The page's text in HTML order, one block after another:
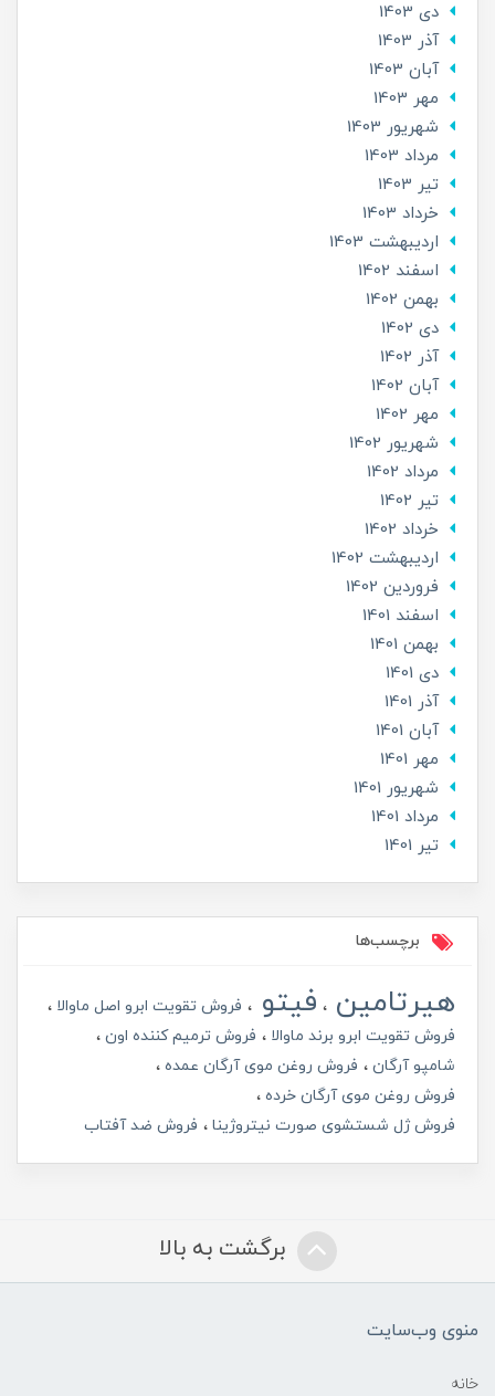
دی 1403
آذر 1403
آبان 1403
مهر 1403
شهریور 1403
مرداد 1403
تير 1403
خرداد 1403
ارديبهشت 1403
اسفند 1402
بهمن 1402
دی 1402
آذر 1402
آبان 1402
مهر 1402
شهریور 1402
مرداد 1402
تير 1402
خرداد 1402
ارديبهشت 1402
فروردین 1402
اسفند 1401
بهمن 1401
دی 1401
آذر 1401
آبان 1401
مهر 1401
شهریور 1401
مرداد 1401
تير 1401
برچسب‌ها
هیرتامین فیتو
فروش تقویت ابرو اصل ماوالا
فروش تقویت ابرو برند ماوالا
فروش ترمیم کننده اون
شامپو آرگان
فروش روغن موی آرگان عمده
فروش روغن موی آرگان خرده
فروش ژل شستشوی صورت نیتروژینا
فروش ضد آفتاب
برگشت به بالا
منوی وب‌سایت
خانه